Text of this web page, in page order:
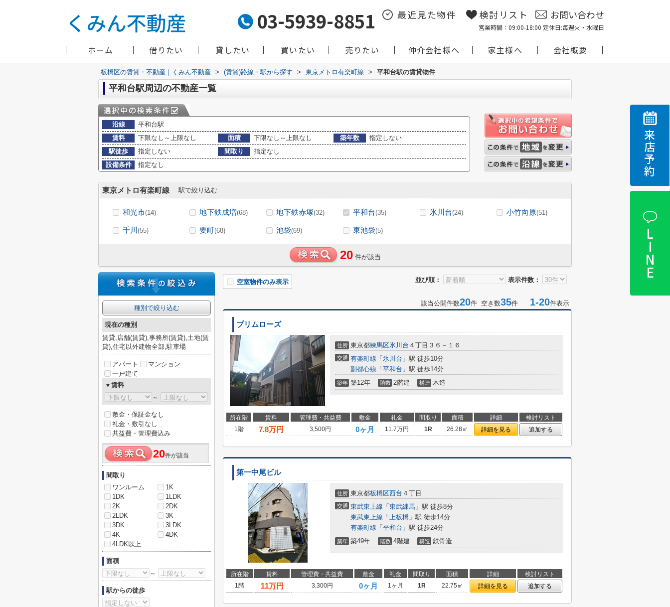
03-5939-8851 最近見た物件 検討リスト お問い合わせ
営業時間：09:00-18:00 定休日:毎週火・水曜日
ホーム 借りたい 貸したい 買いたい 売りたい 仲介会社様へ 家主様へ 会社概要
来店予約
LINE
板橋区の賃貸・不動産｜くみん不動産 > (賃貸)路線・駅から探す > 東京メトロ有楽町線 > 平和台駅の賃貸物件
平和台駅周辺の不動産一覧
沿線
平和台駅
賃料
下限なし～上限なし 面積 下限なし～上限なし 築年数
指定しない
駅徒歩
指定しない 間取り
指定なし
設備条件
指定なし
東京メトロ有楽町線 駅で絞り込む
和光市(14) 地下鉄成増(68) 地下鉄赤塚(32) 平和台(35) 氷川台(24) 小竹向原(51)
千川 (55) 要町(68) 池袋(69) 東池袋(5)
20 件が該当
並び順： 表示件数：
空室物件のみ表示
該当公開件数20件 空き数35件 1-20件表示
プリムローズ
住所 東京都練馬区氷川台 ４丁目３６－１６
交通 有楽町線 「 氷川台 」駅 徒歩10分
副都心線 「 平和台 」駅 徒歩14分
築年 築12年 階数 2階建 構造 木造
所在階 賃料 管理費・共益費 敷金 礼金 間取り 面積 詳細
検討リスト
1階
7.8万円 3,500円 0ヶ月 11.7万円 1R 26.28㎡ 詳細を見る 追加する
第一中尾ビル
住所 東京都板橋区西台 ４丁目
交通 東武東上線 「 東武練馬 」駅 徒歩8分
東武東上線 「 上板橋 」駅 徒歩14分
有楽町線 「 平和台 」駅 徒歩24分
築年 築49年 階数 4階建 構造 鉄骨造
所在階 賃料 管理費・共益費 敷金 礼金 間取り 面積 詳細
検討リスト
1階
11万円 3,300円 0ヶ月 1ヶ月 1R 22.75㎡ 詳細を見る 追加する
種別で絞り込む
現在の種別
賃貸,店舗(賃貸),事務所(賃貸),土地(賃
貸),住宅以外建物全部,駐車場
アパート
マンション
一戸建て
▼賃料
～
敷金・保証金なし
礼金・敷引なし
共益費・管理費込み
20件が該当
間取り
ワンルーム
1K
1DK
1LDK
2K
2DK
2LDK
3K
3DK
3LDK
4K
4DK
4LDK以上
面積
～
駅からの徒歩